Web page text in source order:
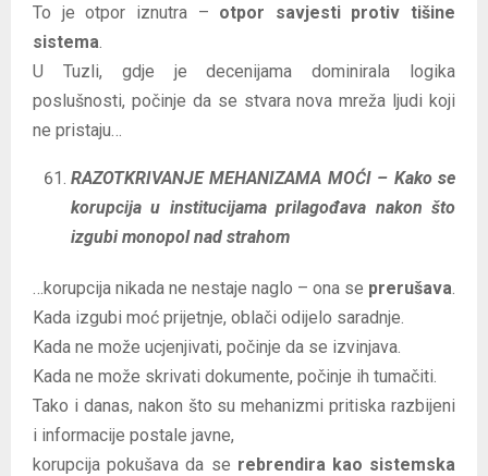
To je otpor iznutra – otpor savjesti protiv tišine
sistema
U Tuzli, gdje je decenijama dominirala logika
poslušnosti, počinje da se stvara nova mreža ljudi koji
ne pristaju…
RAZOTKRIVANJE MEHANIZAMA MOĆI – Kako se
korupcija u institucijama prilagođava nakon što
izgubi monopol nad strahom
…korupcija nikada ne nestaje naglo – ona se prerušava
Kada izgubi moć prijetnje, oblači odijelo saradnje.
Kada ne može ucjenjivati, počinje da se izvinjava.
Kada ne može skrivati dokumente, počinje ih tumačiti.
Tako i danas, nakon što su mehanizmi pritiska razbijeni
i informacije postale javne,
korupcija pokušava da se rebrendira kao sistemska